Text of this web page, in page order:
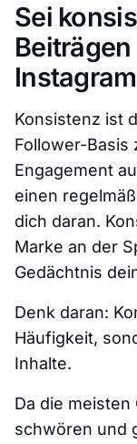
Sei
Konsistenz ist
Follower-Basis
Engagement
einen
dich daran.
Marke an der
Gedächtnis
Denk daran:
Häufigkeit,
Inhalte.
Da die meisten
schwören und